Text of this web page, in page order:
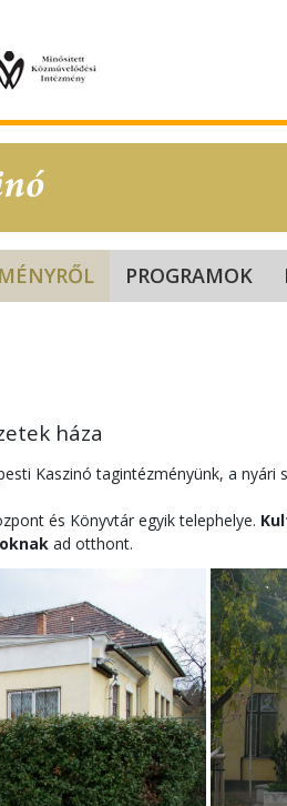
PROGRAMOK
háza
Kaszinó tagintézményünk, a nyári
és Könyvtár egyik telephelye.
ad otthont.